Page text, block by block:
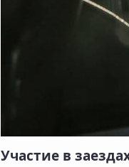
Участие в